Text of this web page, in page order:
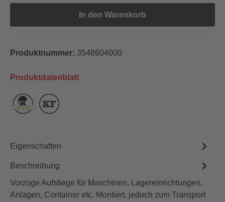
In den Warenkorb
Produktnummer: 3548604000
Produktdatenblatt
Eigenschaften
Beschreibung
Vorzüge Aufstiege für Maschinen, Lagereinrichtungen,
Anlagen, Container etc. Montiert, jedoch zum Transport